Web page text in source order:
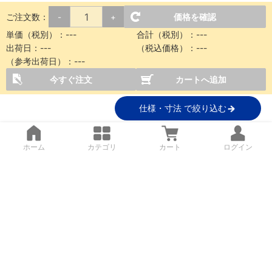
ご注文数： - +
価格を確認
単価（税別）： --- 合計（税別）： ---
出荷日： --- （税込価格）： ---
（参考出荷日）： ---
今すぐ注文
カートへ追加
仕様・寸法 で絞り込む
ホーム カテゴリ カート ログイン